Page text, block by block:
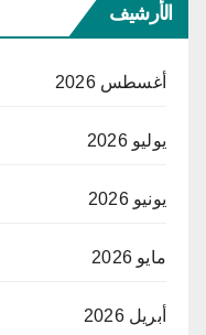
الأرشيف
أغسطس 2026
يوليو 2026
يونيو 2026
مايو 2026
أبريل 2026